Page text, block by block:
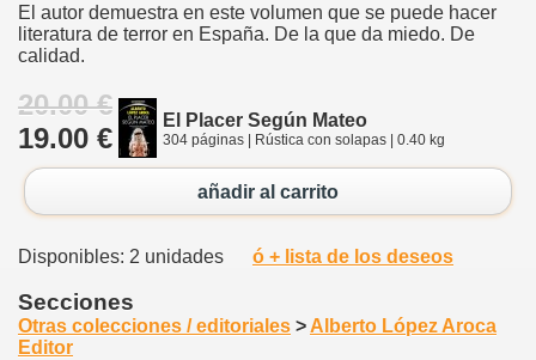
El autor demuestra en este volumen que se puede hacer
literatura de terror en España. De la que da miedo. De
calidad.
20.00 €
19.00 €
El Placer Según Mateo
304 páginas | Rústica con solapas | 0.40 kg
añadir al carrito
Disponibles: 2 unidades ó + lista de los deseos
Secciones
Otras colecciones / editoriales > Alberto López Aroca
Editor